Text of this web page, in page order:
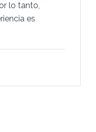
lo tanto,
es